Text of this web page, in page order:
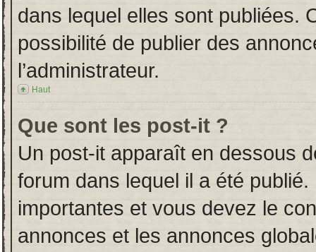
dans lequel elles sont publiées.
possibilité de publier des
l’administrateur.
Haut
Que sont les post-it ?
Un post-it apparaît en dessous
forum dans lequel il a été
importantes et vous devez le
annonces et les annonces